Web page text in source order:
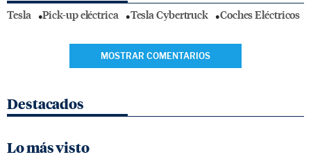
Tesla Pick-up eléctrica Tesla Cybertruck Coches Eléctricos
MOSTRAR COMENTARIOS
Destacados
Lo más visto